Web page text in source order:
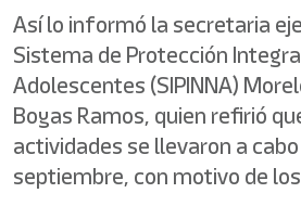
Así lo informó la secretaria
Sistema de Protección
Adolescentes (SIPINNA)
Boyas Ramos, quien refirió
actividades se llevaron a
septiembre, con motivo de